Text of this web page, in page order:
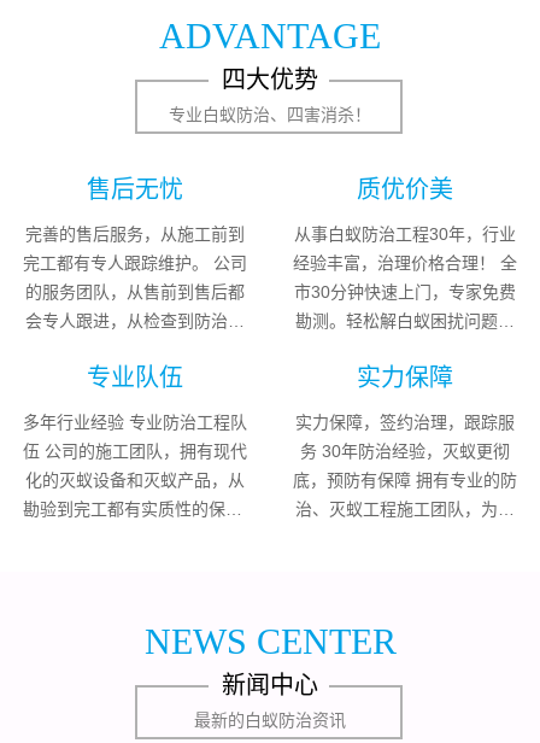
ADVANTAGE
四大优势
专业白蚁防治、四害消杀！
售后无忧
完善的售后服务，从施工前到
完工都有专人跟踪维护。 公司
的服务团队，从售前到售后都
会专人跟进，从检查到防治都
专业的事; 我们提供全方位一站
评估，防治施工，后期预防，
彻底清除白蚁危害。
质优价美
从事白蚁防治工程30年，行业
经验丰富，治理价格合理！ 全
市30分钟快速上门，专家免费
勘测。轻松解白蚁困扰问题，
准进行收费 一站式服务，快速
门检测。
专业队伍
多年行业经验 专业防治工程队
伍 公司的施工团队，拥有现代
化的灭蚁设备和灭蚁产品，从
勘验到完工都有实质性的保障;
实力保障
实力保障，签约治理，跟踪服
务 30年防治经验，灭蚁更彻
底，预防有保障 拥有专业的防
治、灭蚁工程施工团队，为每
困扰。
NEWS CENTER
新闻中心
最新的白蚁防治资讯